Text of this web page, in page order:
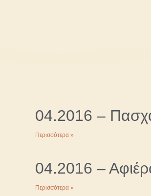
04.2016 –
Περισσότερα »
04.2016 –
Περισσότερα »